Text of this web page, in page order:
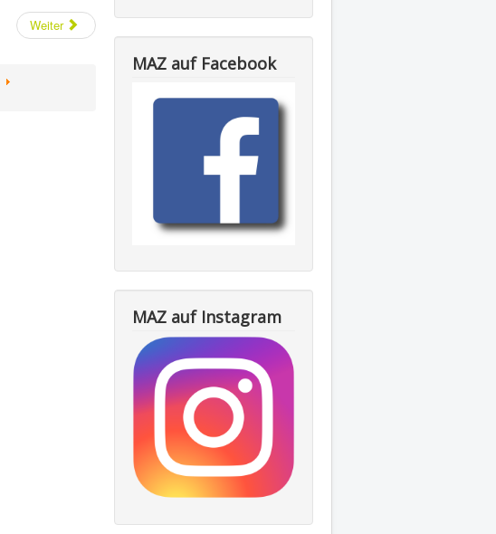
Weiter
MAZ auf Facebook
MAZ auf Instagram